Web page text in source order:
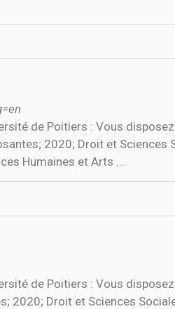
de Poitiers : Vous
2020; Droit et
Humaines et Arts ...
de Poitiers : Vous
2020; Droit et Sciences